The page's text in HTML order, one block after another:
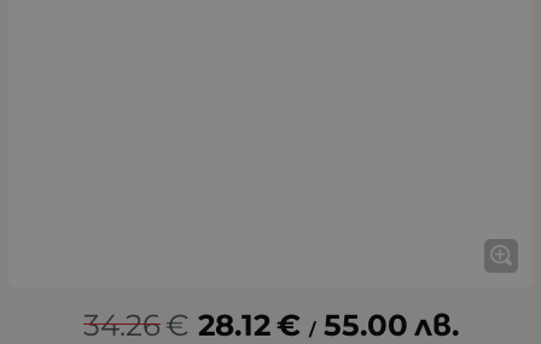
34.26€ 28.12€ / 55.00 лв.